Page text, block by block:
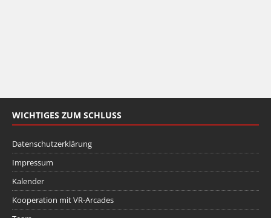
WICHTIGES ZUM SCHLUSS
Datenschutzerklärung
Impressum
Kalender
Kooperation mit VR-Arcades